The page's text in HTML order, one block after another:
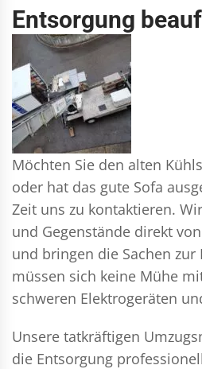
Entsorgung
Möchten Sie den alten
oder hat das gute Sofa
Zeit uns zu kontaktieren.
und Gegenstände direkt
und bringen die Sachen zur
müssen sich keine Mühe
schweren Elektrogeräten
Unsere tatkräftigen
die Entsorgung